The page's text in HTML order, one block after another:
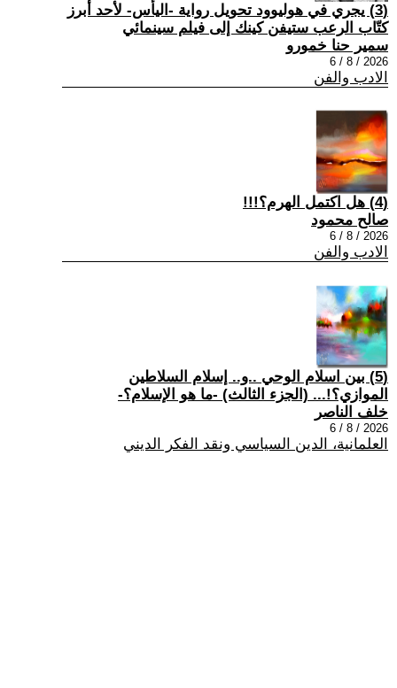
(3) يجري في هوليوود تحويل رواية -اليأس- لأحد أبرز
كتّاب الرعب ستيفن كينك إلى فيلم سينمائي
سمير حنا خمورو
2026 / 8 / 6
الادب والفن
(4) هل اكتمل الهرم؟!!!
صالح محمود
2026 / 8 / 6
الادب والفن
(5) بين اسلام الوحي ..و.. إسلام السلاطين
الموازي؟!... (الجزء الثالث) -ما هو الإسلام؟-
خلف الناصر
2026 / 8 / 6
العلمانية، الدين السياسي ونقد الفكر الديني